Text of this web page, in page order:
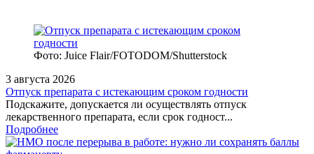
Фото: Juice Flair/FOTODOM/Shutterstoсk
3 августа 2026
Отпуск препарата с истекающим сроком годности
Подскажите, допускается ли осуществлять отпуск
лекарственного препарата, если срок годност...
Подробнее